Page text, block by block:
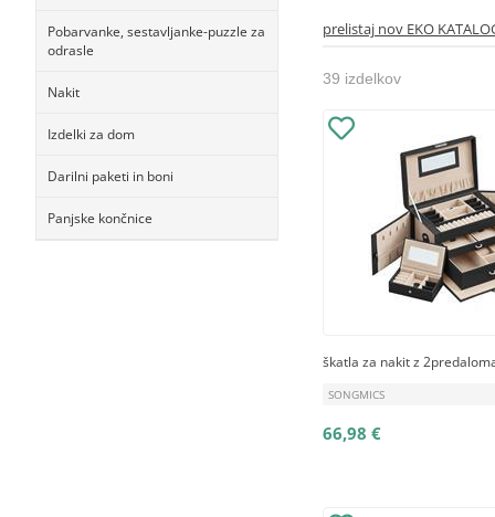
Pobarvanke, sestavljanke-puzzle za
odrasle
Nakit
Izdelki za dom
Darilni paketi in boni
Panjske končnice
prelistaj nov EKO
39 izdelkov
škatla za nakit z
SONGMICS
66,98 €